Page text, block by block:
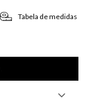
Tabela de medidas